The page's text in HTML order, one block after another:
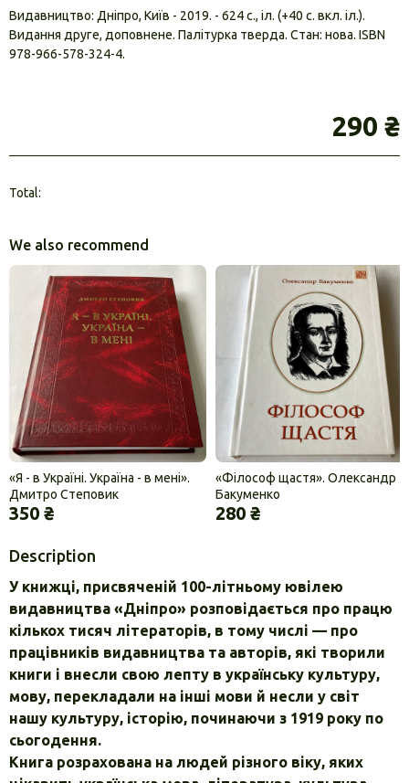
Видавництво: Дніпро, Київ - 2019. - 624 с., іл. (+40 с. вкл. іл.).
Видання друге, доповнене. Палітурка тверда. Стан: нова. ISBN
978-966-578-324-4.
290 ₴
Total:
We also recommend
«Я - в Україні. Україна - в мені».
Дмитро Степовик
350 ₴
«Філософ щастя». Олександр
Бакуменко
280 ₴
Description
У книжці, присвяченій 100-літньому ювілею
видавництва «Дніпро» розповідається про працю
кількох тисяч літераторів, в тому числі — про
працівників видавництва та авторів, які творили
книги і внесли свою лепту в українську культуру,
мову, перекладали на інші мови й несли у світ
нашу культуру, історію, починаючи з 1919 року по
сьогодення.
Книга розрахована на людей різного віку, яких